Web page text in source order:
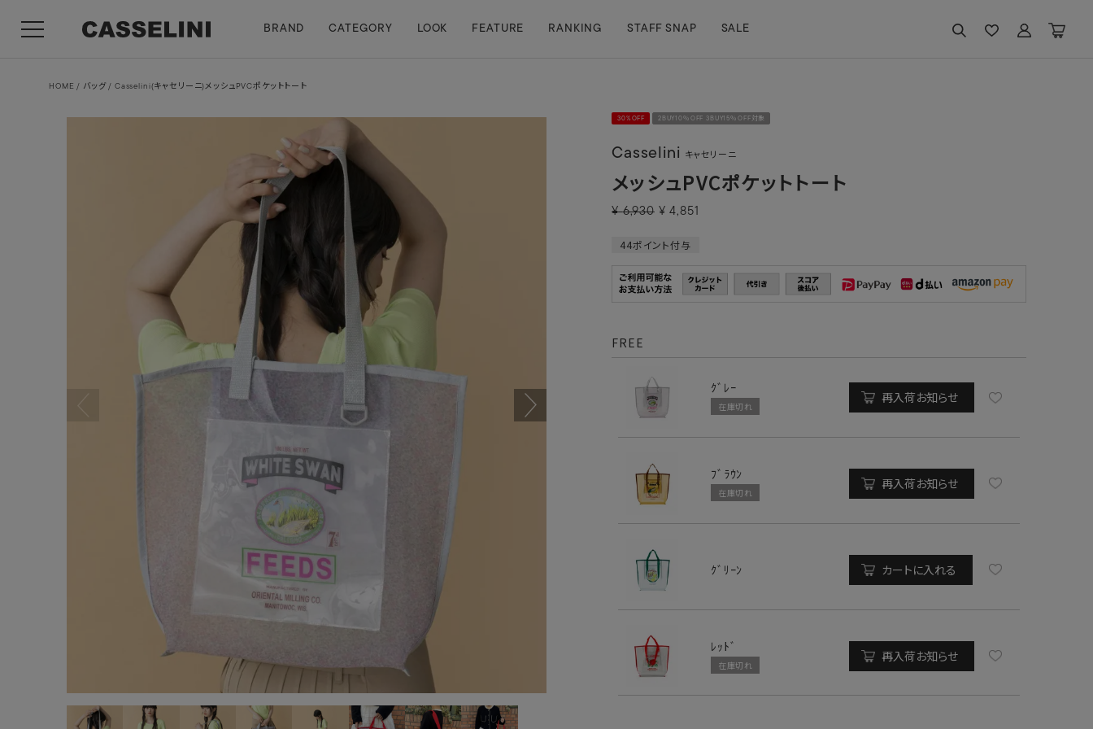
BRAND CATEGORY LOOK FEATURE RANKING STAFF SNAP SALE
HOME バッグ Casselini(キャセリーニ)メッシュPVCポケットトート
30%OFF 2BUY10％OFF 3BUY15％OFF対象
Casselini キャセリーニ
メッシュPVCポケットトート
¥ 6,930 ¥ 4,851
44ポイント付与
FREE
ｸﾞﾚｰ
在庫切れ
再入荷お知らせ
ﾌﾞﾗｳﾝ
在庫切れ
再入荷お知らせ
ｸﾞﾘｰﾝ カートに入れる
ﾚｯﾄﾞ
在庫切れ
再入荷お知らせ